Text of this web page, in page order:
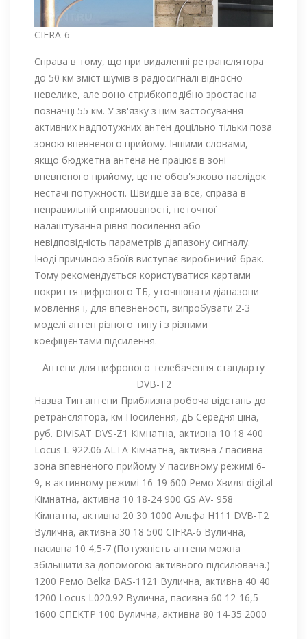
CIFRA-6
Справа в тому, що при видаленні ретранслятора
до 50 км зміст шумів в радіосигналі відносно
невелике, але воно стрибкоподібно зростає на
позначці 55 км. У зв'язку з цим застосування
активних надпотужних антен доцільно тільки поза
зоною впевненого прийому. Іншими словами,
якщо бюджетна антена не працює в зоні
впевненого прийому, це не обов'язково наслідок
нестачі потужності. Швидше за все, справа в
неправильній спрямованості, неточної
налаштування рівня посилення або
невідповідність параметрів діапазону сигналу.
Іноді причиною збоїв виступає виробничий брак.
Тому рекомендується користуватися картами
покриття цифрового ТБ, уточнювати діапазони
мовлення і, для впевненості, випробувати 2-3
моделі антен різного типу і з різними
коефіцієнтами підсилення.
Антени для цифрового телебачення стандарту
DVB-T2
Назва Тип антени Приблизна робоча відстань до
ретранслятора, км Посилення, дБ Середня ціна,
руб. DIVISAT DVS-Z1 Кімнатна, активна 10 18 400
Locus L 922.06 ALTA Кімнатна, активна / пасивна
зона впевненого прийому У пасивному режимі 6-
9, в активному режимі 16-19 600 Ремо Хвиля digital
Кімнатна, активна 10 18-24 900 GS AV- 958
Кімнатна, активна 20 30 1000 Альфа Н111 DVB-T2
Вулична, активна 30 18 500 CIFRA-6 Вулична,
пасивна 10 4,5-7 (Потужність антени можна
збільшити за допомогою активного підсилювача.)
1200 Ремо Belka BAS-1121 Вулична, активна 40 40
1200 Locus L020.92 Вулична, пасивна 60 12-16,5
1600 СПЕКТР 100 Вулична, активна 80 14-35 2000